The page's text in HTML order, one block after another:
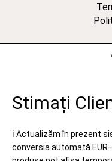
Stimați
ℹ️ Actualizăm în prezent
conversia automată